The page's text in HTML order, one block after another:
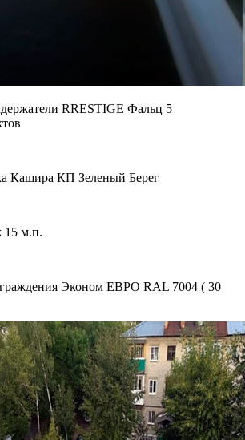
RRESTIGE Фальц 5
Кашира КП Зеленый Берег
м.п.
Эконом ЕВРО RAL 7004 ( 30